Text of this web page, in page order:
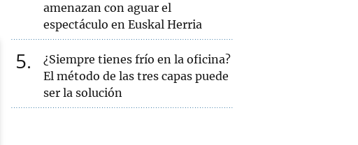
amenazan con aguar el
espectáculo en Euskal Herria
5
¿Siempre tienes frío en la oficina?
El método de las tres capas puede
ser la solución